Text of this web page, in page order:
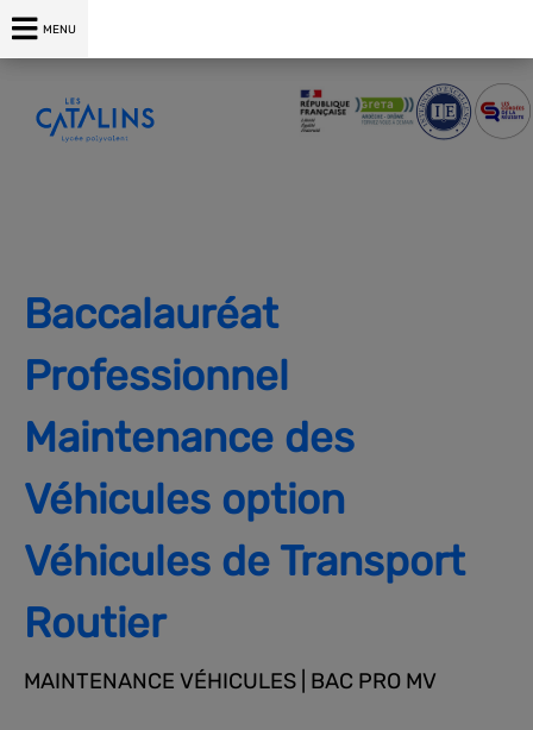
MENU
Baccalauréat
Professionnel
Maintenance des
Véhicules option
Véhicules de Transport
Routier
MAINTENANCE VÉHICULES | BAC PRO MV